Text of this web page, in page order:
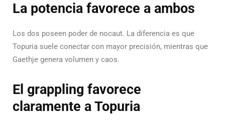
La potencia favorece a ambos
Los dos poseen poder de nocaut. La diferencia es que
Topuria suele conectar con mayor precisión, mientras que
Gaethje genera volumen y caos.
El grappling favorece
claramente a Topuria